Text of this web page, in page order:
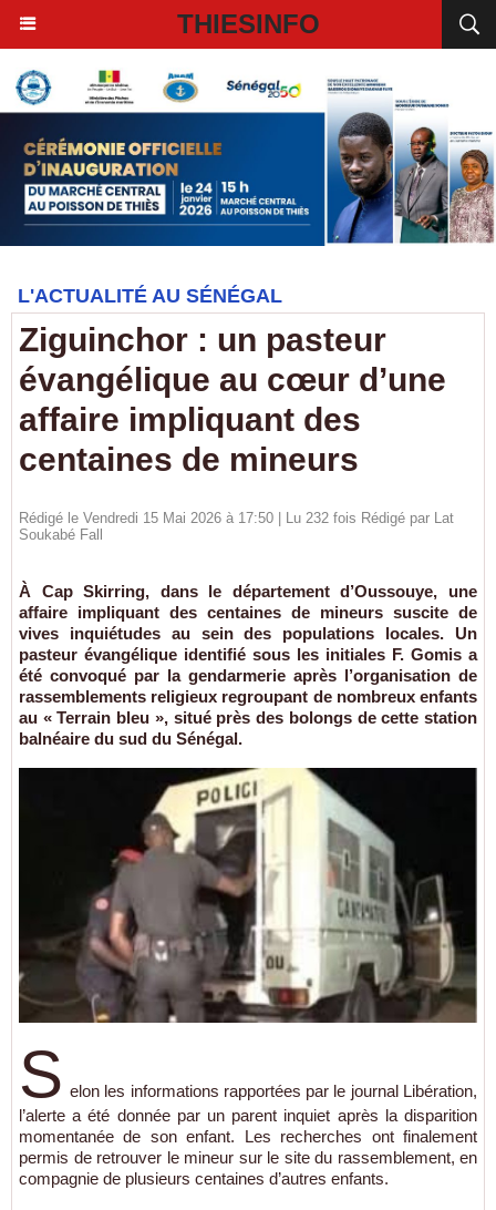
THIESINFO
L'ACTUALITÉ AU SÉNÉGAL
Ziguinchor : un pasteur
évangélique au cœur d’une
affaire impliquant des
centaines de mineurs
Rédigé le Vendredi 15 Mai 2026 à 17:50 | Lu 232 fois Rédigé par Lat
Soukabé Fall
À Cap Skirring, dans le département d’Oussouye, une
affaire impliquant des centaines de mineurs suscite de
vives inquiétudes au sein des populations locales. Un
pasteur évangélique identifié sous les initiales F. Gomis a
été convoqué par la gendarmerie après l’organisation de
rassemblements religieux regroupant de nombreux enfants
au « Terrain bleu », situé près des bolongs de cette station
balnéaire du sud du Sénégal.
S elon les informations rapportées par le journal Libération,
l’alerte a été donnée par un parent inquiet après la disparition
momentanée de son enfant. Les recherches ont finalement
permis de retrouver le mineur sur le site du rassemblement, en
compagnie de plusieurs centaines d’autres enfants.